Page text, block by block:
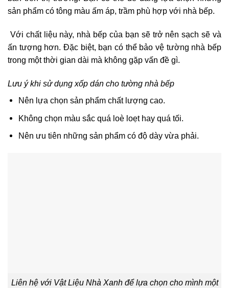
sản phẩm có tông màu ấm áp, trầm phù hợp với nhà bếp.
Với chất liệu này, nhà bếp của bạn sẽ trở nên sạch sẽ và
ấn tượng hơn. Đặc biệt, bạn có thể bảo vệ tường nhà bếp
trong một thời gian dài mà không gặp vấn đề gì.
Lưu ý khi sử dụng xốp dán cho tường nhà bếp
Nên lựa chọn sản phẩm chất lượng cao.
Không chọn màu sắc quá loè loẹt hay quá tối.
Nên ưu tiên những sản phẩm có độ dày vừa phải.
Liên hệ với Vật Liệu Nhà Xanh để lựa chọn cho mình một